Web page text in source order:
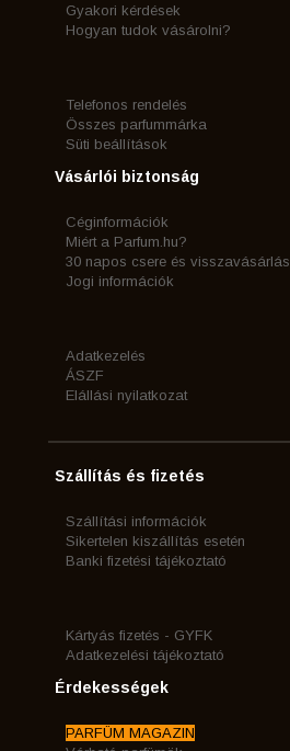
Gyakori kérdések
Hogyan tudok vásárolni?
Telefonos rendelés
Összes parfummárka
Süti beállítások
Vásárlói biztonság
Céginformációk
Miért a Parfum.hu?
30 napos csere és visszavásárlás
Jogi információk
Adatkezelés
ÁSZF
Elállási nyilatkozat
Szállítás és fizetés
Szállítási információk
Sikertelen kiszállítás esetén
Banki fizetési tájékoztató
Kártyás fizetés - GYFK
Adatkezelési tájékoztató
Érdekességek
PARFÜM MAGAZIN